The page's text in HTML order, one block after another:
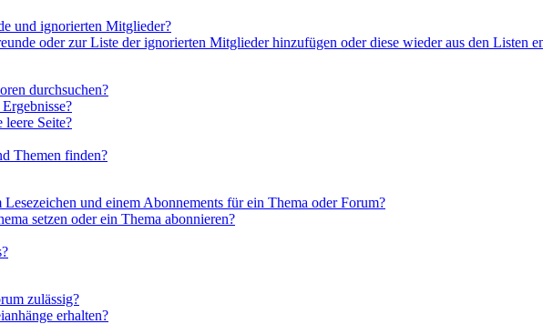
und ignorierten Mitglieder?
oder zur Liste der ignorierten Mitglieder hinzufügen oder diese wieder aus den Listen
durchsuchen?
leere Seite?
Themen finden?
und einem Abonnements für ein Thema oder Forum?
setzen oder ein Thema abonnieren?
zulässig?
erhalten?